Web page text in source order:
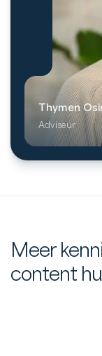
Thymen
Adviseur
Meer
content